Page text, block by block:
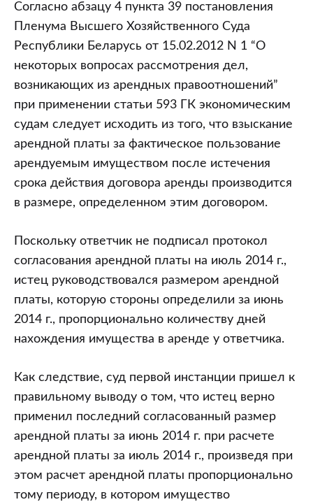
Согласно абзацу 4 пункта 39 постановления
Пленума Высшего Хозяйственного Суда
Республики Беларусь от 15.02.2012 N 1 “О
некоторых вопросах рассмотрения дел,
возникающих из арендных правоотношений”
при применении статьи 593 ГК экономическим
судам следует исходить из того, что взыскание
арендной платы за фактическое пользование
арендуемым имуществом после истечения
срока действия договора аренды производится
в размере, определенном этим договором.
Поскольку ответчик не подписал протокол
согласования арендной платы на июль 2014 г.,
истец руководствовался размером арендной
платы, которую стороны определили за июнь
2014 г., пропорционально количеству дней
нахождения имущества в аренде у ответчика.
Как следствие, суд первой инстанции пришел к
правильному выводу о том, что истец верно
применил последний согласованный размер
арендной платы за июнь 2014 г. при расчете
арендной платы за июль 2014 г., произведя при
этом расчет арендной платы пропорционально
тому периоду, в котором имущество